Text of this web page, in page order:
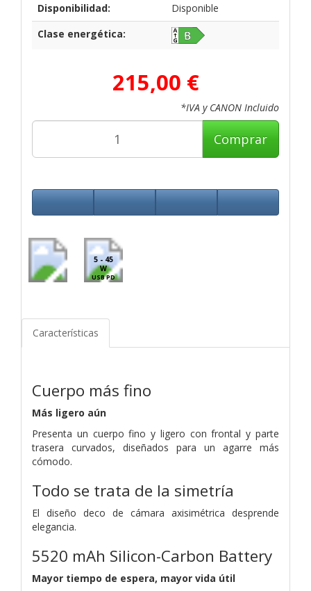
Disponibilidad:
Disponible
Clase energética:
215,00 €
*IVA y CANON Incluido
Comprar
5 - 45
W
USB PD
Características
Cuerpo más fino
Más ligero aún
Presenta un cuerpo fino y ligero con frontal y parte
trasera curvados, diseñados para un agarre más
cómodo.
Todo se trata de la simetría
El diseño deco de cámara axisimétrica desprende
elegancia.
5520 mAh Silicon-Carbon Battery
Mayor tiempo de espera, mayor vida útil